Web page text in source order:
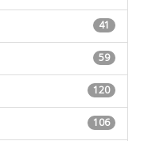
41
59
120
106